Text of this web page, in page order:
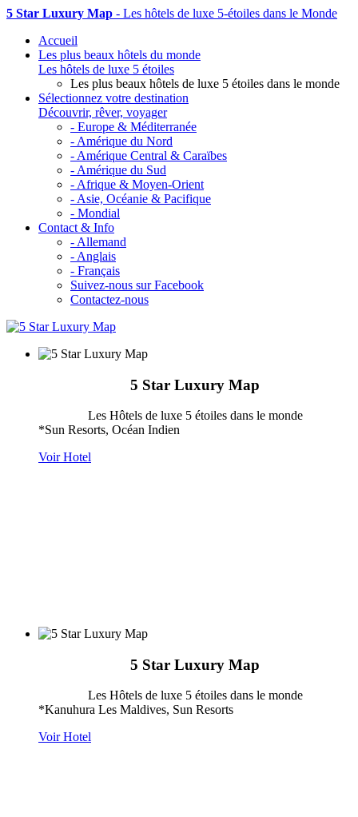
5 Star Luxury Map - Les hôtels de luxe 5-étoiles dans le Monde
Accueil
Les plus beaux hôtels du monde
Les hôtels de luxe 5 étoiles
Les plus beaux hôtels de luxe 5 étoiles dans le monde
Sélectionnez votre destination
Découvrir, rêver, voyager
- Europe & Méditerranée
- Amérique du Nord
- Amérique Central & Caraïbes
- Amérique du Sud
- Afrique & Moyen-Orient
- Asie, Océanie & Pacifique
- Mondial
Contact & Info
- Allemand
- Anglais
- Français
Suivez-nous sur Facebook
Contactez-nous
5 Star Luxury Map
Les Hôtels de luxe 5 étoiles dans le monde
*Sun Resorts, Océan Indien
Voir Hotel
5 Star Luxury Map
Les Hôtels de luxe 5 étoiles dans le monde
*Kanuhura Les Maldives, Sun Resorts
Voir Hotel